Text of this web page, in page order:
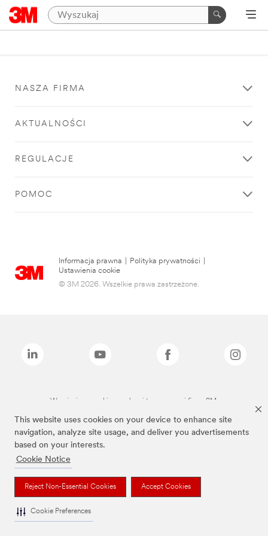
This website uses cookies on your device to enhance site
navigation, analyze site usage, and deliver you advertisements
based on your interests.
Cookie Notice
Reject Non-Essential Cookies Accept Cookies
Cookie Preferences
NASZA FIRMA
AKTUALNOŚCI
REGULACJE
POMOC
Informacja prawna Polityka prywatności
Ustawienia cookie
© 3M 2026. Wszelkie prawa zastrzeżone.
Wymienione marki są znakami towarowymi firmy 3M.